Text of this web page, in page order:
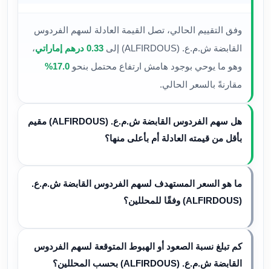
وفق التقييم الحالي، تصل القيمة العادلة لسهم الفردوس
القابضة ش.م.ع. (ALFIRDOUS) إلى
0.33 درهم إماراتي
،
وهو ما يوحي بوجود هامش ارتفاع محتمل بنحو17.0%
مقارنةً بالسعر الحالي.
هل سهم الفردوس القابضة ش.م.ع. (ALFIRDOUS) مقيم
بأقل من قيمته العادلة أم بأعلى منها؟
ما هو السعر المستهدف لسهم الفردوس القابضة ش.م.ع.
(ALFIRDOUS) وفقًا للمحللين؟
كم تبلغ نسبة الصعود أو الهبوط المتوقعة لسهم الفردوس
القابضة ش.م.ع. (ALFIRDOUS) بحسب المحللين؟